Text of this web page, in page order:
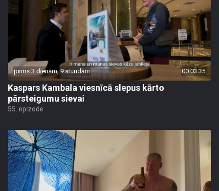
pirms 3 dienām, 9 stundām 00:03:35
Kaspars Kambala viesnīcā slepus kārto
pārsteigumu sievai
55. epizode